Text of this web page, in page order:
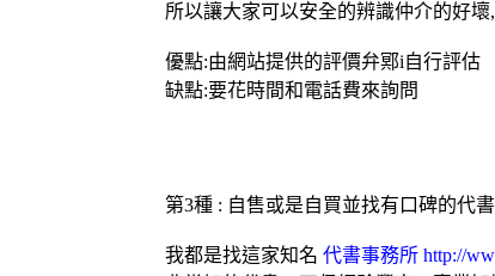
所以讓大家可以安全的辨識仲介的好
優點:由網站提供的評價弁鄍i自行評估
缺點:要花時間和電話費來詢問
第3種 : 自售或是自買並找有口碑的代書
我都是找這家知名 代書事務所 http://